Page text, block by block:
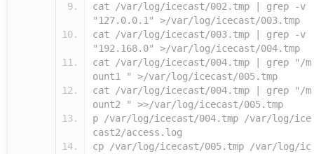
cat /var/log/icecast/002.tmp | grep -v
"127.0.0.1" >/var/log/icecast/003.tmp
cat /var/log/icecast/003.tmp | grep -v
"192.168.0" >/var/log/icecast/004.tmp
cat /var/log/icecast/004.tmp | grep "/m
ount1 " >/var/log/icecast/005.tmp
cat /var/log/icecast/004.tmp | grep "/m
ount2 " >>/var/log/icecast/005.tmp
p /var/log/icecast/004.tmp /var/log/ice
cast2/access.log
cp /var/log/icecast/005.tmp /var/log/ic